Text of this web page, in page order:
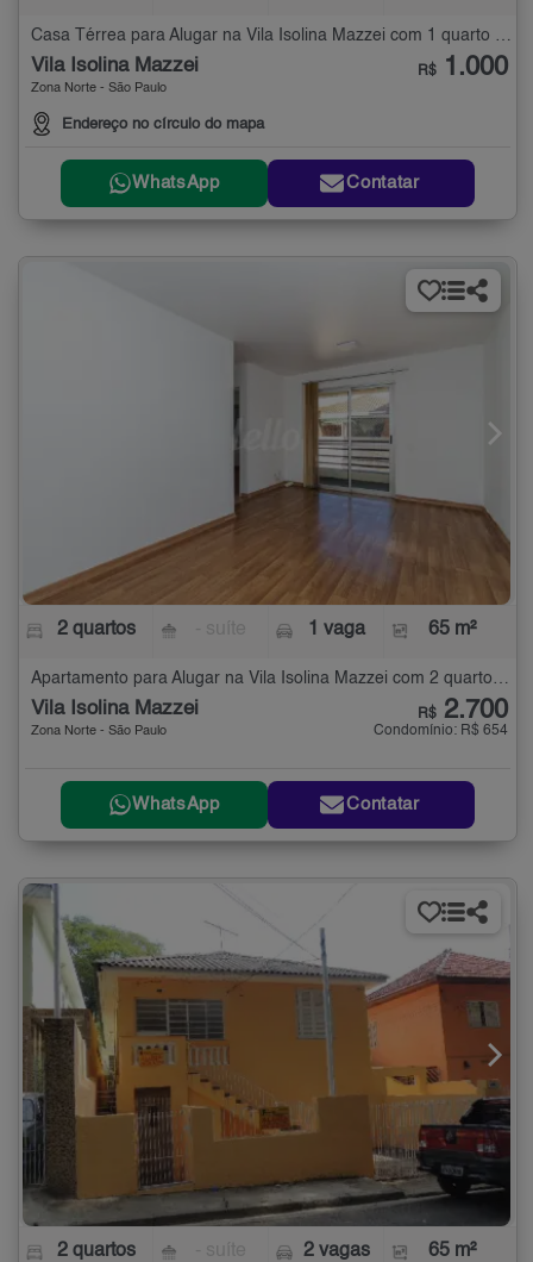
Casa Térrea para Alugar na Vila Isolina Mazzei com 1 quarto - 40 m²
Vila Isolina Mazzei
Zona Norte - São Paulo
Endereço no círculo do mapa
R$ 1.000
WhatsApp Contatar
2 quartos 1 vaga 65 m²
Vila Isolina Mazzei
Zona Norte - São Paulo
R$ 2.700
Condomínio: R$ 654
WhatsApp Contatar
2 quartos 2 vagas 65 m²